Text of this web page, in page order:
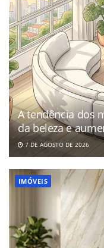
A tendência dos
da beleza e
7 DE AGOSTO DE 2026
IMÓVEIS